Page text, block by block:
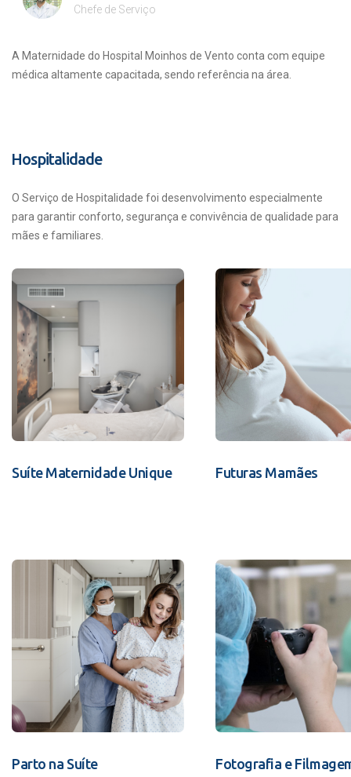
Chefe de Serviço
A Maternidade do Hospital Moinhos de Vento conta com equipe
médica altamente capacitada, sendo referência na área.
Hospitalidade
O Serviço de Hospitalidade foi desenvolvimento especialmente
para garantir conforto, segurança e convivência de qualidade para
mães e familiares.
Suíte Maternidade Unique Futuras Mamães
Parto na Suíte Fotografia e